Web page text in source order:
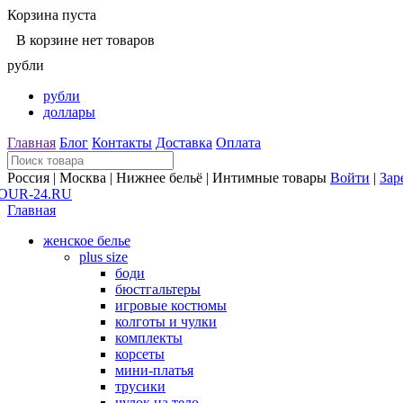
Корзина пуста
В корзине нет товаров
рубли
рубли
доллары
Главная Блог Контакты Доставка Оплата
Россия | Москва | Нижнее бельё | Интимные товары Войти |
Главная
женское белье
plus size
боди
бюстгальтеры
игровые костюмы
колготы и чулки
комплекты
корсеты
мини-платья
трусики